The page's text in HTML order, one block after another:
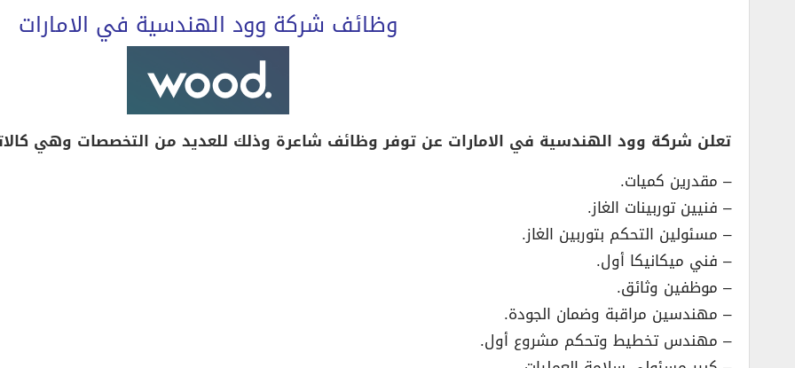
وظائف شركة وود الهندسية في الامارات
تعلن شركة وود الهندسية في الامارات عن توفر وظائف شاعرة وذلك للعديد من التخصصات وهي
– مقدرين كميات.
– فنيين توربينات الغاز.
– مسئولين التحكم بتوربين الغاز.
– فني ميكانيكا أول.
– موظفين وثائق.
– مهندسين مراقبة وضمان الجودة.
– مهندس تخطيط وتحكم مشروع أول.